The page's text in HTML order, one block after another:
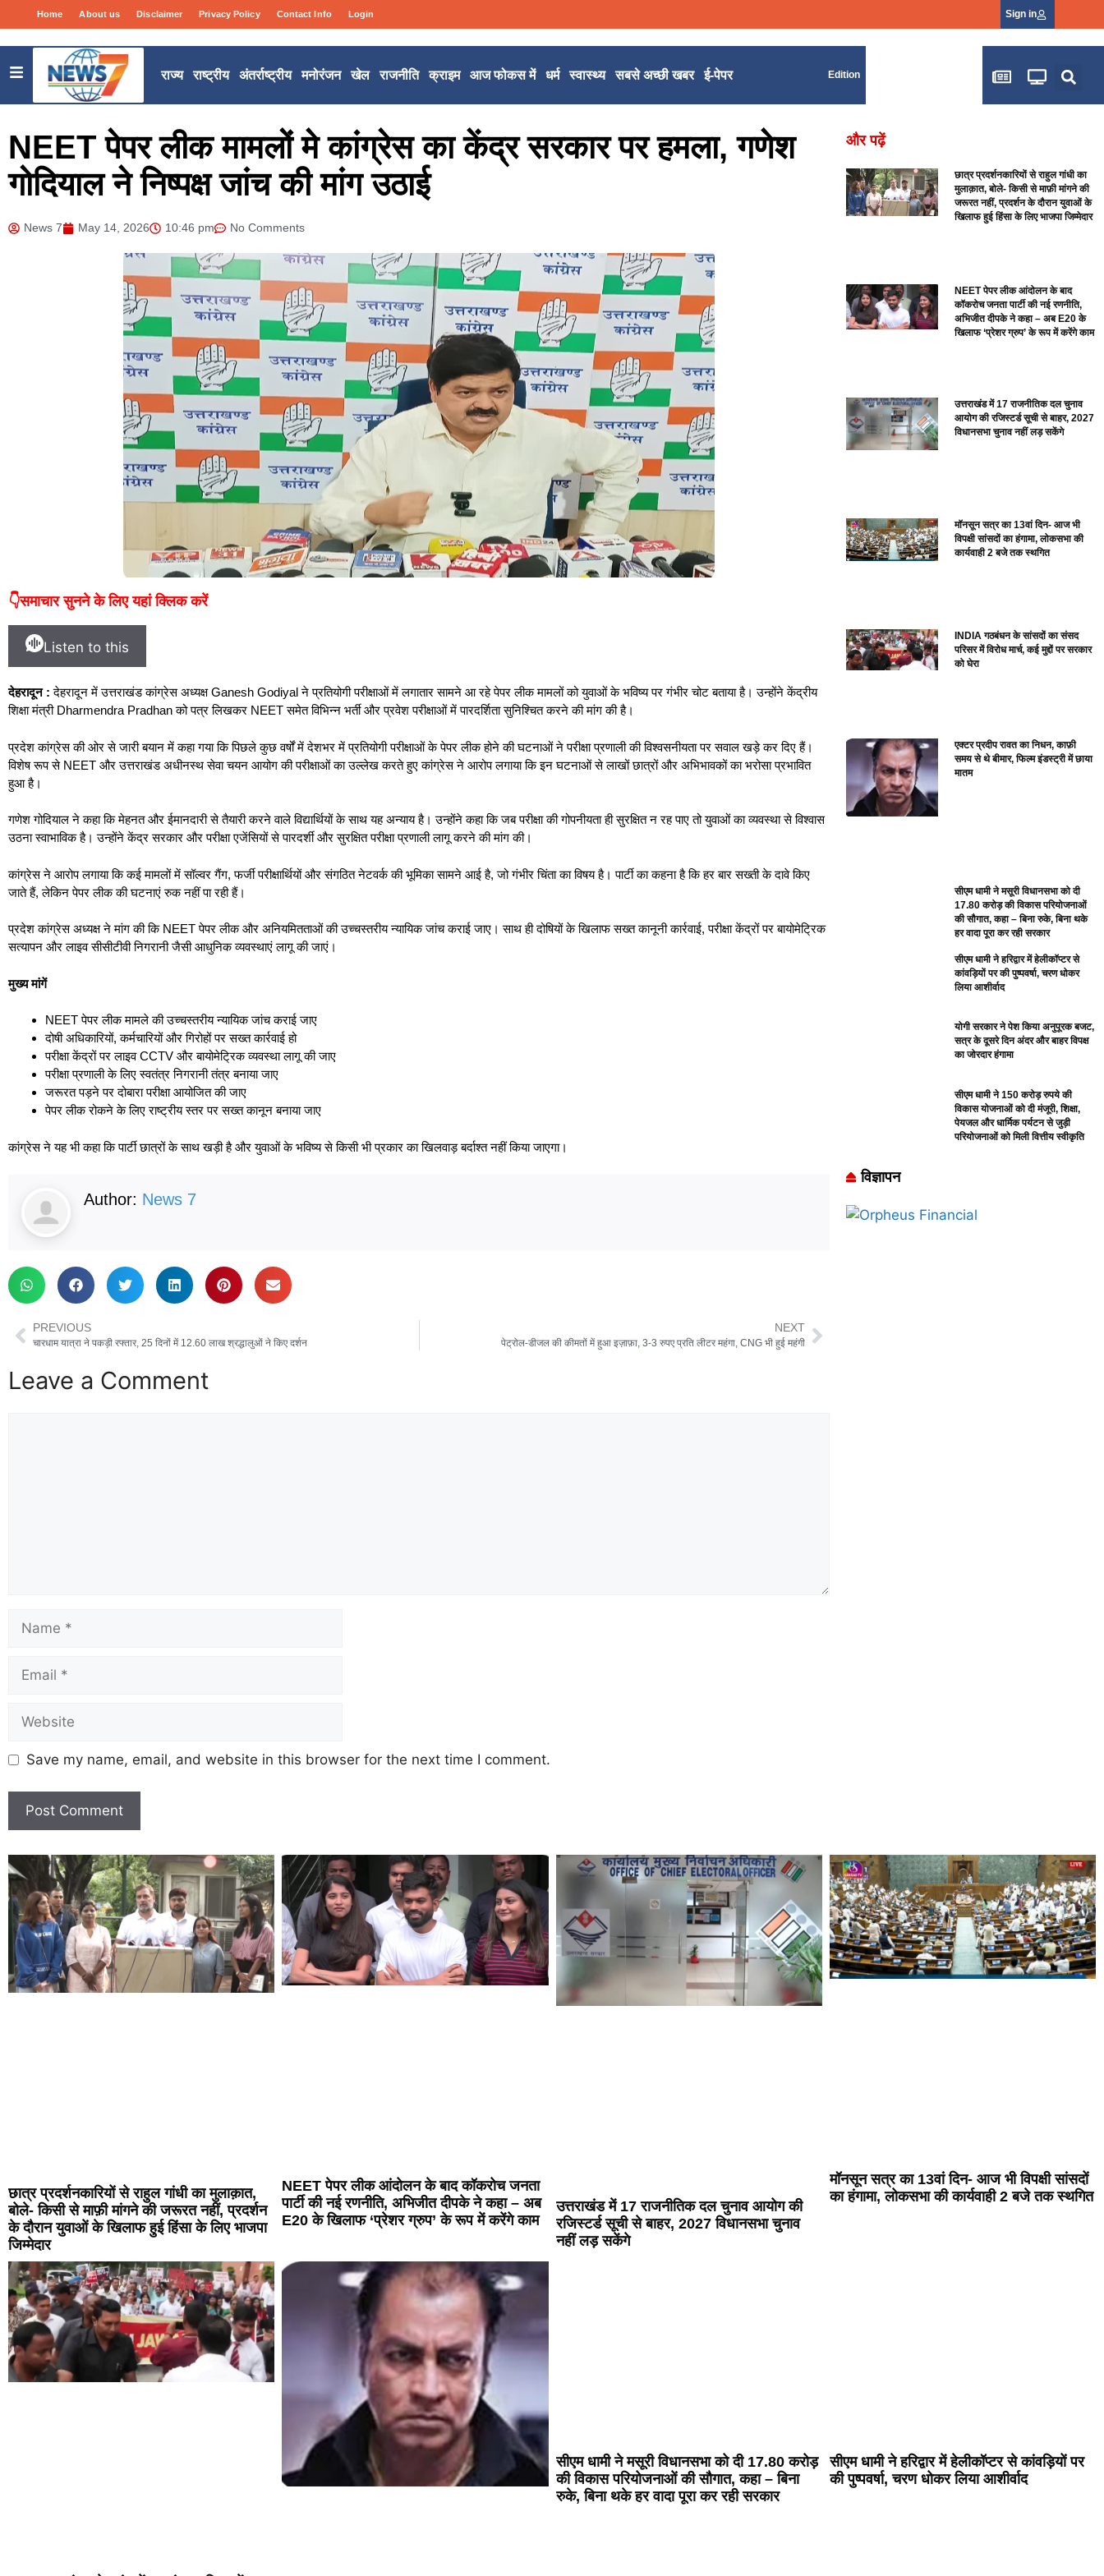
Home About us Disclaimer Privacy Policy Contact Info Login Sign in
राज्य राष्ट्रीय अंतर्राष्ट्रीय मनोरंजन खेल राजनीति क्राइम आज फोकस में धर्म स्वास्थ्य सबसे अच्छी खबर ई-पेपर Edition
NEET पेपर लीक मामलों मे कांग्रेस का केंद्र सरकार पर हमला, गणेश
गोदियाल ने निष्पक्ष जांच की मांग उठाई
News 7 May 14, 2026 10:46 pm No Comments
👇समाचार सुनने के लिए यहां क्लिक करें
Listen to this
देहरादून : देहरादून में उत्तराखंड कांग्रेस अध्यक्ष Ganesh Godiyal ने प्रतियोगी परीक्षाओं में लगातार सामने आ रहे पेपर लीक मामलों को युवाओं के भविष्य पर गंभीर चोट बताया है। उन्होंने केंद्रीय
शिक्षा मंत्री Dharmendra Pradhan को पत्र लिखकर NEET समेत विभिन्न भर्ती और प्रवेश परीक्षाओं में पारदर्शिता सुनिश्चित करने की मांग की है।
प्रदेश कांग्रेस की ओर से जारी बयान में कहा गया कि पिछले कुछ वर्षों में देशभर में प्रतियोगी परीक्षाओं के पेपर लीक होने की घटनाओं ने परीक्षा प्रणाली की विश्वसनीयता पर सवाल खड़े कर दिए हैं।
विशेष रूप से NEET और उत्तराखंड अधीनस्थ सेवा चयन आयोग की परीक्षाओं का उल्लेख करते हुए कांग्रेस ने आरोप लगाया कि इन घटनाओं से लाखों छात्रों और अभिभावकों का भरोसा प्रभावित
हुआ है।
गणेश गोदियाल ने कहा कि मेहनत और ईमानदारी से तैयारी करने वाले विद्यार्थियों के साथ यह अन्याय है। उन्होंने कहा कि जब परीक्षा की गोपनीयता ही सुरक्षित न रह पाए तो युवाओं का व्यवस्था से विश्वास
उठना स्वाभाविक है। उन्होंने केंद्र सरकार और परीक्षा एजेंसियों से पारदर्शी और सुरक्षित परीक्षा प्रणाली लागू करने की मांग की।
कांग्रेस ने आरोप लगाया कि कई मामलों में सॉल्वर गैंग, फर्जी परीक्षार्थियों और संगठित नेटवर्क की भूमिका सामने आई है, जो गंभीर चिंता का विषय है। पार्टी का कहना है कि हर बार सख्ती के दावे किए
जाते हैं, लेकिन पेपर लीक की घटनाएं रुक नहीं पा रही हैं।
प्रदेश कांग्रेस अध्यक्ष ने मांग की कि NEET पेपर लीक और अनियमितताओं की उच्चस्तरीय न्यायिक जांच कराई जाए। साथ ही दोषियों के खिलाफ सख्त कानूनी कार्रवाई, परीक्षा केंद्रों पर बायोमेट्रिक
सत्यापन और लाइव सीसीटीवी निगरानी जैसी आधुनिक व्यवस्थाएं लागू की जाएं।
मुख्य मांगें
NEET पेपर लीक मामले की उच्चस्तरीय न्यायिक जांच कराई जाए
दोषी अधिकारियों, कर्मचारियों और गिरोहों पर सख्त कार्रवाई हो
परीक्षा केंद्रों पर लाइव CCTV और बायोमेट्रिक व्यवस्था लागू की जाए
परीक्षा प्रणाली के लिए स्वतंत्र निगरानी तंत्र बनाया जाए
जरूरत पड़ने पर दोबारा परीक्षा आयोजित की जाए
पेपर लीक रोकने के लिए राष्ट्रीय स्तर पर सख्त कानून बनाया जाए
कांग्रेस ने यह भी कहा कि पार्टी छात्रों के साथ खड़ी है और युवाओं के भविष्य से किसी भी प्रकार का खिलवाड़ बर्दाश्त नहीं किया जाएगा।
Author: News 7
PREVIOUS
चारधाम यात्रा ने पकड़ी रफ्तार, 25 दिनों में 12.60 लाख श्रद्धालुओं ने किए दर्शन
NEXT
पेट्रोल-डीजल की कीमतों में हुआ इज़ाफ़ा, 3-3 रुपए प्रति लीटर महंगा, CNG भी हुई महंगी
Leave a Comment
Save my name, email, and website in this browser for the next time I comment.
और पढ़ें
छात्र प्रदर्शनकारियों से राहुल गांधी का
मुलाक़ात, बोले- किसी से माफ़ी मांगने की
जरूरत नहीं, प्रदर्शन के दौरान युवाओं के
खिलाफ हुई हिंसा के लिए भाजपा जिम्मेदार
NEET पेपर लीक आंदोलन के बाद
कॉकरोच जनता पार्टी की नई रणनीति,
अभिजीत दीपके ने कहा – अब E20 के
खिलाफ ‘प्रेशर ग्रुप’ के रूप में करेंगे काम
उत्तराखंड में 17 राजनीतिक दल चुनाव
आयोग की रजिस्टर्ड सूची से बाहर, 2027
विधानसभा चुनाव नहीं लड़ सकेंगे
मॉनसून सत्र का 13वां दिन- आज भी
विपक्षी सांसदों का हंगामा, लोकसभा की
कार्यवाही 2 बजे तक स्थगित
INDIA गठबंधन के सांसदों का संसद
परिसर में विरोध मार्च, कई मुद्दों पर सरकार
को घेरा
एक्टर प्रदीप रावत का निधन, काफ़ी
समय से थे बीमार, फिल्म इंडस्ट्री में छाया
मातम
सीएम धामी ने मसूरी विधानसभा को दी
17.80 करोड़ की विकास परियोजनाओं
की सौगात, कहा – बिना रुके, बिना थके
हर वादा पूरा कर रही सरकार
सीएम धामी ने हरिद्वार में हेलीकॉप्टर से
कांवड़ियों पर की पुष्पवर्षा, चरण धोकर
लिया आशीर्वाद
योगी सरकार ने पेश किया अनुपूरक बजट,
सत्र के दूसरे दिन अंदर और बाहर विपक्ष
का जोरदार हंगामा
सीएम धामी ने 150 करोड़ रुपये की
विकास योजनाओं को दी मंजूरी, शिक्षा,
पेयजल और धार्मिक पर्यटन से जुड़ी
परियोजनाओं को मिली वित्तीय स्वीकृति
विज्ञापन
छात्र प्रदर्शनकारियों से राहुल गांधी का मुलाक़ात,
बोले- किसी से माफ़ी मांगने की जरूरत नहीं, प्रदर्शन
के दौरान युवाओं के खिलाफ हुई हिंसा के लिए भाजपा
जिम्मेदार
NEET पेपर लीक आंदोलन के बाद कॉकरोच जनता
पार्टी की नई रणनीति, अभिजीत दीपके ने कहा – अब
E20 के खिलाफ ‘प्रेशर ग्रुप’ के रूप में करेंगे काम
उत्तराखंड में 17 राजनीतिक दल चुनाव आयोग की
रजिस्टर्ड सूची से बाहर, 2027 विधानसभा चुनाव
नहीं लड़ सकेंगे
मॉनसून सत्र का 13वां दिन- आज भी विपक्षी सांसदों
का हंगामा, लोकसभा की कार्यवाही 2 बजे तक स्थगित
सीएम धामी ने मसूरी विधानसभा को दी 17.80 करोड़
की विकास परियोजनाओं की सौगात, कहा – बिना
रुके, बिना थके हर वादा पूरा कर रही सरकार
सीएम धामी ने हरिद्वार में हेलीकॉप्टर से कांवड़ियों पर
की पुष्पवर्षा, चरण धोकर लिया आशीर्वाद